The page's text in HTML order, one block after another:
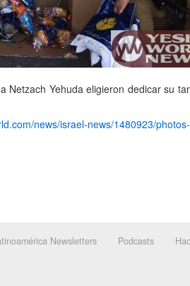
Yehuda eligieron dedicar su
news/israel-news/1480923/
Newsletters Podcasts